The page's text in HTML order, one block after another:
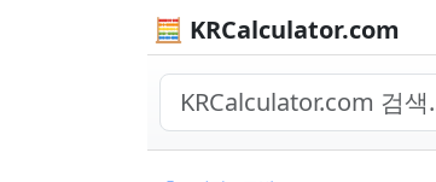
🧮 KRCalculator.com